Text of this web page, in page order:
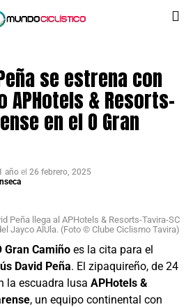
se estrena con
APHotels & Resorts-
en el O Gran
año el 26 febrero, 2025
Peña llega al APHotels & Resorts-Tavira-SC
Jayco AlUla. (Foto © Clube Ciclismo Tavira)
Gran Camiño es la cita para el
David Peña. El zipaquireño, de 24
la escuadra lusa APHotels &
, un equipo continental con